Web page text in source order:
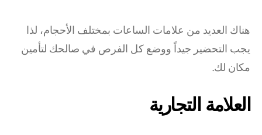
هناك العديد من علامات الساعات بمختلف الأحجام، لذا
يجب التحضير جيداً ووضع كل الفرص في صالحك لتأمين
مكان لك.
العلامة التجارية